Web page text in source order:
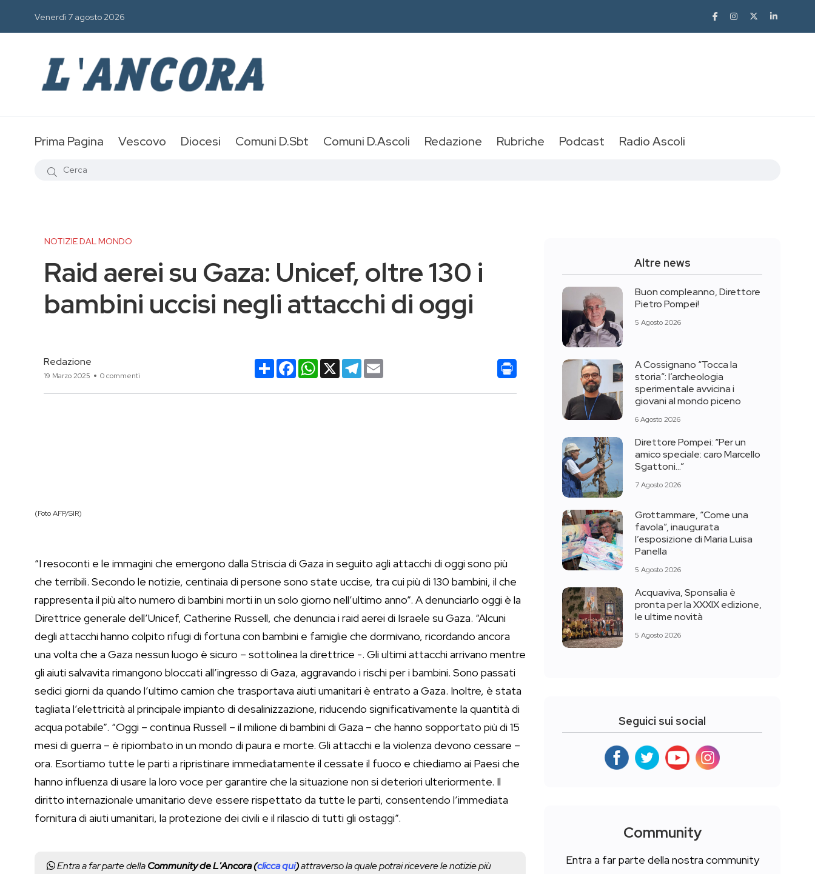
Venerdì 7 agosto 2026
Prima Pagina Vescovo Diocesi Comuni D.Sbt Comuni D.Ascoli Redazione Rubriche Podcast Radio Ascoli
NOTIZIE DAL MONDO
Raid aerei su Gaza: Unicef, oltre 130 i
bambini uccisi negli attacchi di oggi
Redazione
19 Marzo 2025 0 commenti
CondividiFacebook
WhatsApp
X Telegram
Email
(Foto AFP/SIR)
“I resoconti e le immagini che emergono dalla Striscia di Gaza in seguito agli attacchi di oggi sono più
che terribili. Secondo le notizie, centinaia di persone sono state uccise, tra cui più di 130 bambini, il che
rappresenta il più alto numero di bambini morti in un solo giorno nell’ultimo anno”. A denunciarlo oggi è la
Direttrice generale dell’Unicef, Catherine Russell, che denuncia i raid aerei di Israele su Gaza. “Alcuni
degli attacchi hanno colpito rifugi di fortuna con bambini e famiglie che dormivano, ricordando ancora
una volta che a Gaza nessun luogo è sicuro – sottolinea la direttrice -. Gli ultimi attacchi arrivano mentre
gli aiuti salvavita rimangono bloccati all’ingresso di Gaza, aggravando i rischi per i bambini. Sono passati
sedici giorni da quando l’ultimo camion che trasportava aiuti umanitari è entrato a Gaza. Inoltre, è stata
tagliata l’elettricità al principale impianto di desalinizzazione, riducendo significativamente la quantità di
acqua potabile”. “Oggi – continua Russell – il milione di bambini di Gaza – che hanno sopportato più di 15
mesi di guerra – è ripiombato in un mondo di paura e morte. Gli attacchi e la violenza devono cessare –
ora. Esortiamo tutte le parti a ripristinare immediatamente il cessate il fuoco e chiediamo ai Paesi che
hanno influenza di usare la loro voce per garantire che la situazione non si deteriori ulteriormente. Il
diritto internazionale umanitario deve essere rispettato da tutte le parti, consentendo l’immediata
fornitura di aiuti umanitari, la protezione dei civili e il rilascio di tutti gli ostaggi”.
Entra a far parte dellaCommunity de L'Ancora (clicca qui)attraverso la quale potrai ricevere le notizie più
Altre news
Buon compleanno, Direttore
Pietro Pompei!
5 Agosto 2026
A Cossignano “Tocca la
storia”: l’archeologia
sperimentale avvicina i
giovani al mondo piceno
6 Agosto 2026
Direttore Pompei: “Per un
amico speciale: caro Marcello
Sgattoni…”
7 Agosto 2026
Grottammare, “Come una
favola”, inaugurata
l’esposizione di Maria Luisa
Panella
5 Agosto 2026
Acquaviva, Sponsalia è
pronta per la XXXIX edizione,
le ultime novità
5 Agosto 2026
Seguici sui social
Community
Entra a far parte della nostra community